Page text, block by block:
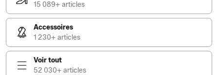
15 089+ articles
Accessoires
1 230+ articles
Voir tout
52 030+ articles